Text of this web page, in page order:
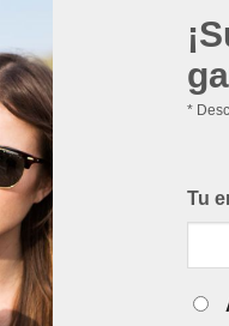
*
Tu